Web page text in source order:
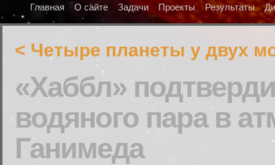
Главная О сайте Задачи Проекты Результаты
< Четыре планеты у двух
«Хаббл»
водяного пара в
Ганимеда